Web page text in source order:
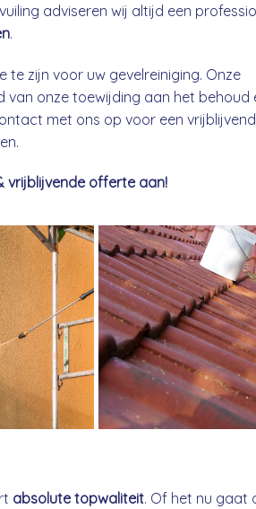
adviseren wij altijd een
.
te zijn voor uw gevelreiniging. Onze
van onze toewijding aan het behoud
met ons op voor een
offerte aan!
absolute topwaliteit. Of het nu gaat